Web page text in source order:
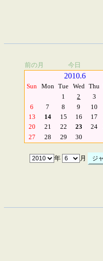
前の月 今日
2010.6
Sun Mon Tue Wed Thu
1
2 3
6
7 8 9 10
13
14 15 16 17
20
21 22 23 24
27
28 29 30
年 月